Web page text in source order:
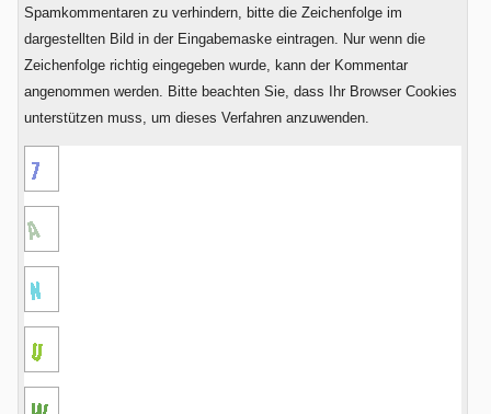
Spamkommentaren zu verhindern, bitte die Zeichenfolge im
dargestellten Bild in der Eingabemaske eintragen. Nur wenn die
Zeichenfolge richtig eingegeben wurde, kann der Kommentar
angenommen werden. Bitte beachten Sie, dass Ihr Browser Cookies
unterstützen muss, um dieses Verfahren anzuwenden.